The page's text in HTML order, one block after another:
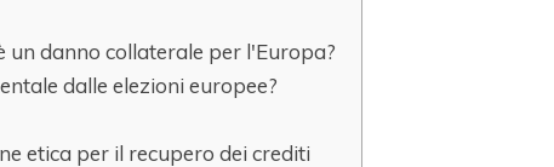
un danno collaterale per l'Europa?
dalle elezioni europee?
etica per il recupero dei crediti